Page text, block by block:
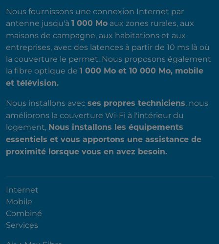
Nous fournissons une connexion Internet par
antenne jusqu'à
1 000 Mo aux zones rurales, aux
maisons de campagne, aux habitations et aux
entreprises, avec des latences à partir de 10 ms là où
la couverture le permet. Nous proposons également
la fibre optique de
1 000 Mo et 10 000 Mo, mobile
et télévision.
Nous installons avec ses propres techniciens, nous
améliorons la couverture Wi-Fi à l'intérieur du
logement, Nous installons les équipements
essentiels et vous apportons une assistance de
proximité lorsque vous en avez besoin.
Internet
Mobile
Combiné
Services